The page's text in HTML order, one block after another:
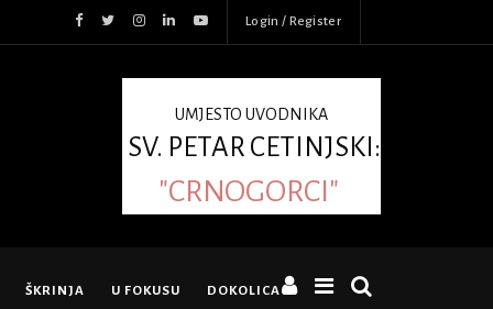
Login / Register
UMJESTO UVODNIKA
SV. PETAR CETINJSKI:
"CRNOGORCI"
ŠKRINJA U FOKUSU DOKOLICA